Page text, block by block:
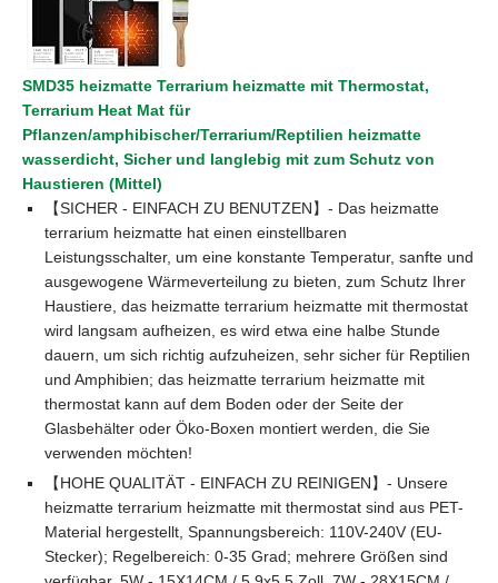
SMD35 heizmatte Terrarium heizmatte mit Thermostat,
Terrarium Heat Mat für
Pflanzen/amphibischer/Terrarium/Reptilien heizmatte
wasserdicht, Sicher und langlebig mit zum Schutz von
Haustieren (Mittel)
【SICHER - EINFACH ZU BENUTZEN】- Das heizmatte
terrarium heizmatte hat einen einstellbaren
Leistungsschalter, um eine konstante Temperatur, sanfte und
ausgewogene Wärmeverteilung zu bieten, zum Schutz Ihrer
Haustiere, das heizmatte terrarium heizmatte mit thermostat
wird langsam aufheizen, es wird etwa eine halbe Stunde
dauern, um sich richtig aufzuheizen, sehr sicher für Reptilien
und Amphibien; das heizmatte terrarium heizmatte mit
thermostat kann auf dem Boden oder der Seite der
Glasbehälter oder Öko-Boxen montiert werden, die Sie
verwenden möchten!
【HOHE QUALITÄT - EINFACH ZU REINIGEN】- Unsere
heizmatte terrarium heizmatte mit thermostat sind aus PET-
Material hergestellt, Spannungsbereich: 110V-240V (EU-
Stecker); Regelbereich: 0-35 Grad; mehrere Größen sind